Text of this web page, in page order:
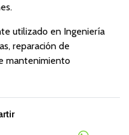
utilizado en Ingeniería
reparación de
mantenimiento